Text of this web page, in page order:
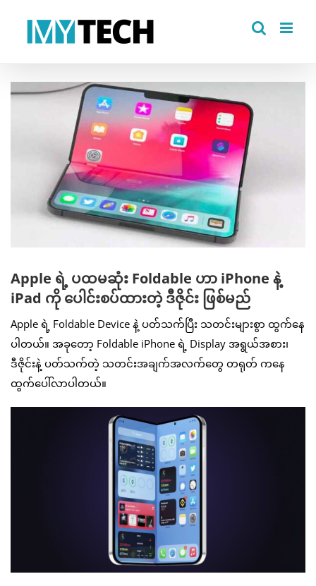
View
Apple ရဲ့ ပထမဆုံး Foldable ဟာ iPhone နဲ့
iPad ကို ပေါင်းစပ်ထားတဲ့ ဒီဇိုင်း ဖြစ်မည်
Apple ရဲ့ Foldable Device နဲ့ ပတ်သက်ပြီး သတင်းများစွာ ထွက်နေ
ပါတယ်။ အခုတော့ Foldable iPhone ရဲ့ Display အရွယ်အစား၊
ဒီဇိုင်းနဲ့ ပတ်သက်တဲ့ သတင်းအချက်အလက်တွေ တရုတ် ကနေ
ထွက်ပေါ်လာပါတယ်။